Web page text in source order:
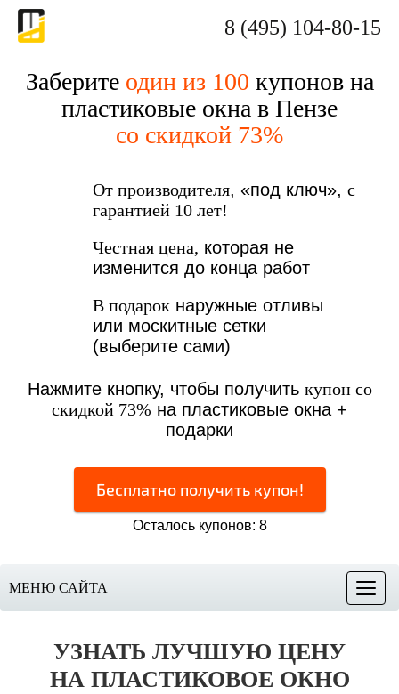
8 (495) 104-80-15
Заберите один из 100 купонов на
пластиковые окна в Пензе
со скидкой 73%
От производителя, «под ключ», с
гарантией 10 лет!
Честная цена, которая не
изменится до конца работ
В подарок наружные отливы
или москитные сетки
(выберите сами)
Нажмите кнопку, чтобы получить купон со
скидкой 73% на пластиковые окна +
подарки
Бесплатно получить купон!
Осталось купонов: 8
Меню
МЕНЮ САЙТА
УЗНАТЬ ЛУЧШУЮ ЦЕНУ
НА ПЛАСТИКОВОЕ ОКНО